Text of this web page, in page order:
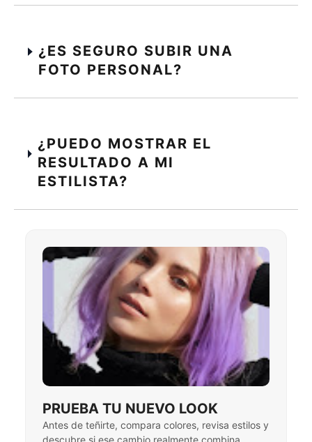
¿ES SEGURO SUBIR UNA
FOTO PERSONAL?
¿PUEDO MOSTRAR EL
RESULTADO A MI
ESTILISTA?
PRUEBA TU NUEVO LOOK
Antes de teñirte, compara colores, revisa estilos y